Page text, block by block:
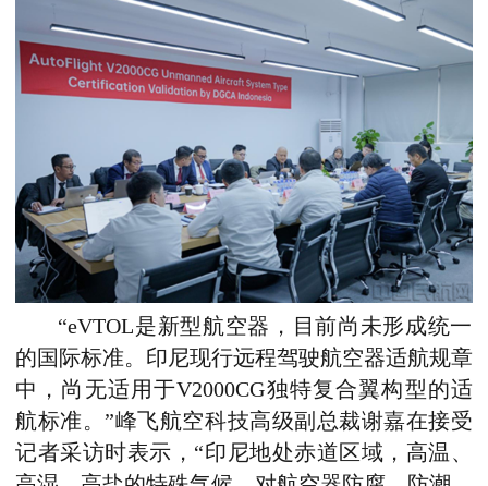
“eVTOL是新型航空器，目前尚未形成统一
的国际标准。印尼现行远程驾驶航空器适航规章
中，尚无适用于V2000CG独特复合翼构型的适
航标准。”峰飞航空科技高级副总裁谢嘉在接受
记者采访时表示，“印尼地处赤道区域，高温、